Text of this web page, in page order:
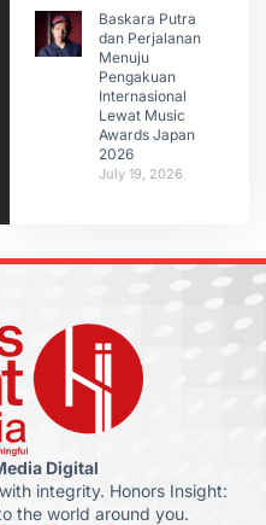
Baskara Putra
dan Perjalanan
Menuju
Pengakuan
Internasional
Lewat Music
Awards Japan
2026
July 19, 2026
Digital
integrity. Honors Insight:
the world around you.